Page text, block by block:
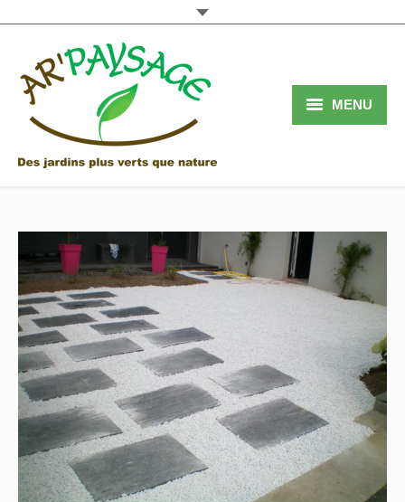
MENU
Accueil
Réalisations
Qui sommes nous
Contact
Blog